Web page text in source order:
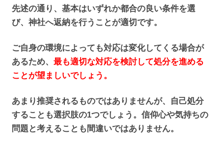
先述の通り、基本はいずれか都合の良い条件を選
び、神社へ返納を行うことが適切です。
ご自身の環境によっても対応は変化してくる場合が
あるため、 最も適切な対応を検討して処分を進める
ことが望ましいでしょう。
あまり推奨されるものではありませんが、自己処分
することも選択肢の1つでしょう。信仰心や気持ちの
問題と考えることも間違いではありません。